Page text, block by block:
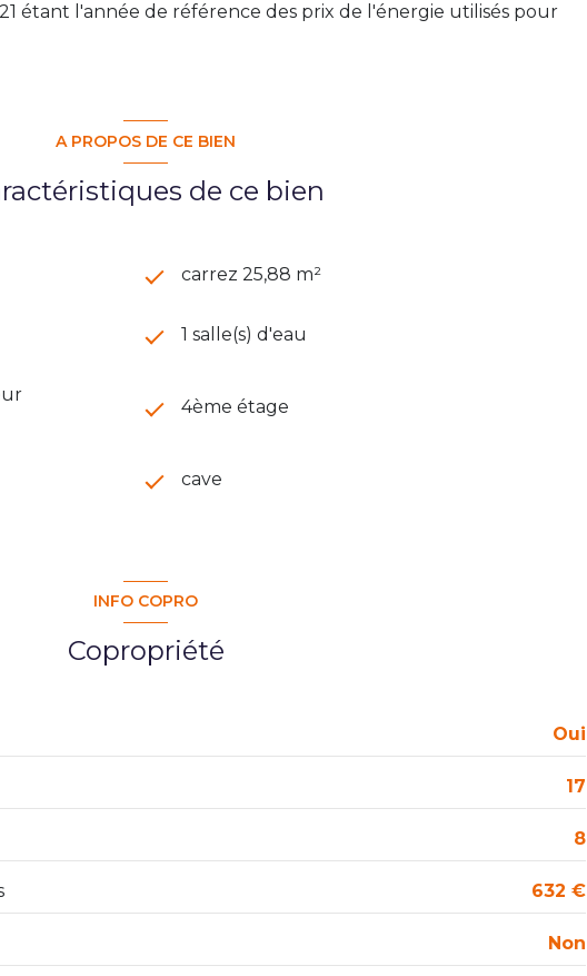
étant l'année de référence des prix de l'énergie utilisés pour
A PROPOS DE CE BIEN
de ce bien
carrez 25,88 m²
1 salle(s) d'eau
4ème étage
cave
INFO COPRO
Copropriété
Oui
17
8
632 €
Non